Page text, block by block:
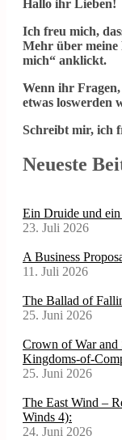
Hallo ihr Lieben!
Ich freu mich,
Mehr über
mich“ anklickt.
Wenn ihr
etwas loswerden
Schreibt mir, ich
Neueste
Ein Druide und
23. Juli 2026
A Business
11. Juli 2026
The Ballad of
25. Juni 2026
Crown of War
Kingdoms-of-
25. Juni 2026
The East Wind –
Winds 4):
24. Juni 2026